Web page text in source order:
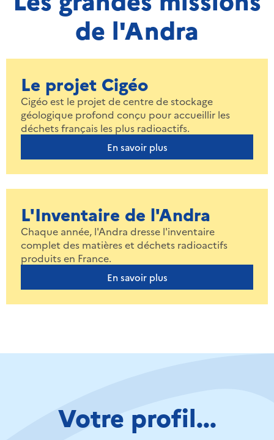
de l'Andra
Le projet Cigéo
Cigéo est le projet de centre de stockage
géologique profond conçu pour accueillir les
déchets français les plus radioactifs.
En savoir plus
L'Inventaire de l'Andra
Chaque année, l'Andra dresse l'inventaire
complet des matières et déchets radioactifs
produits en France.
En savoir plus
Votre profil...